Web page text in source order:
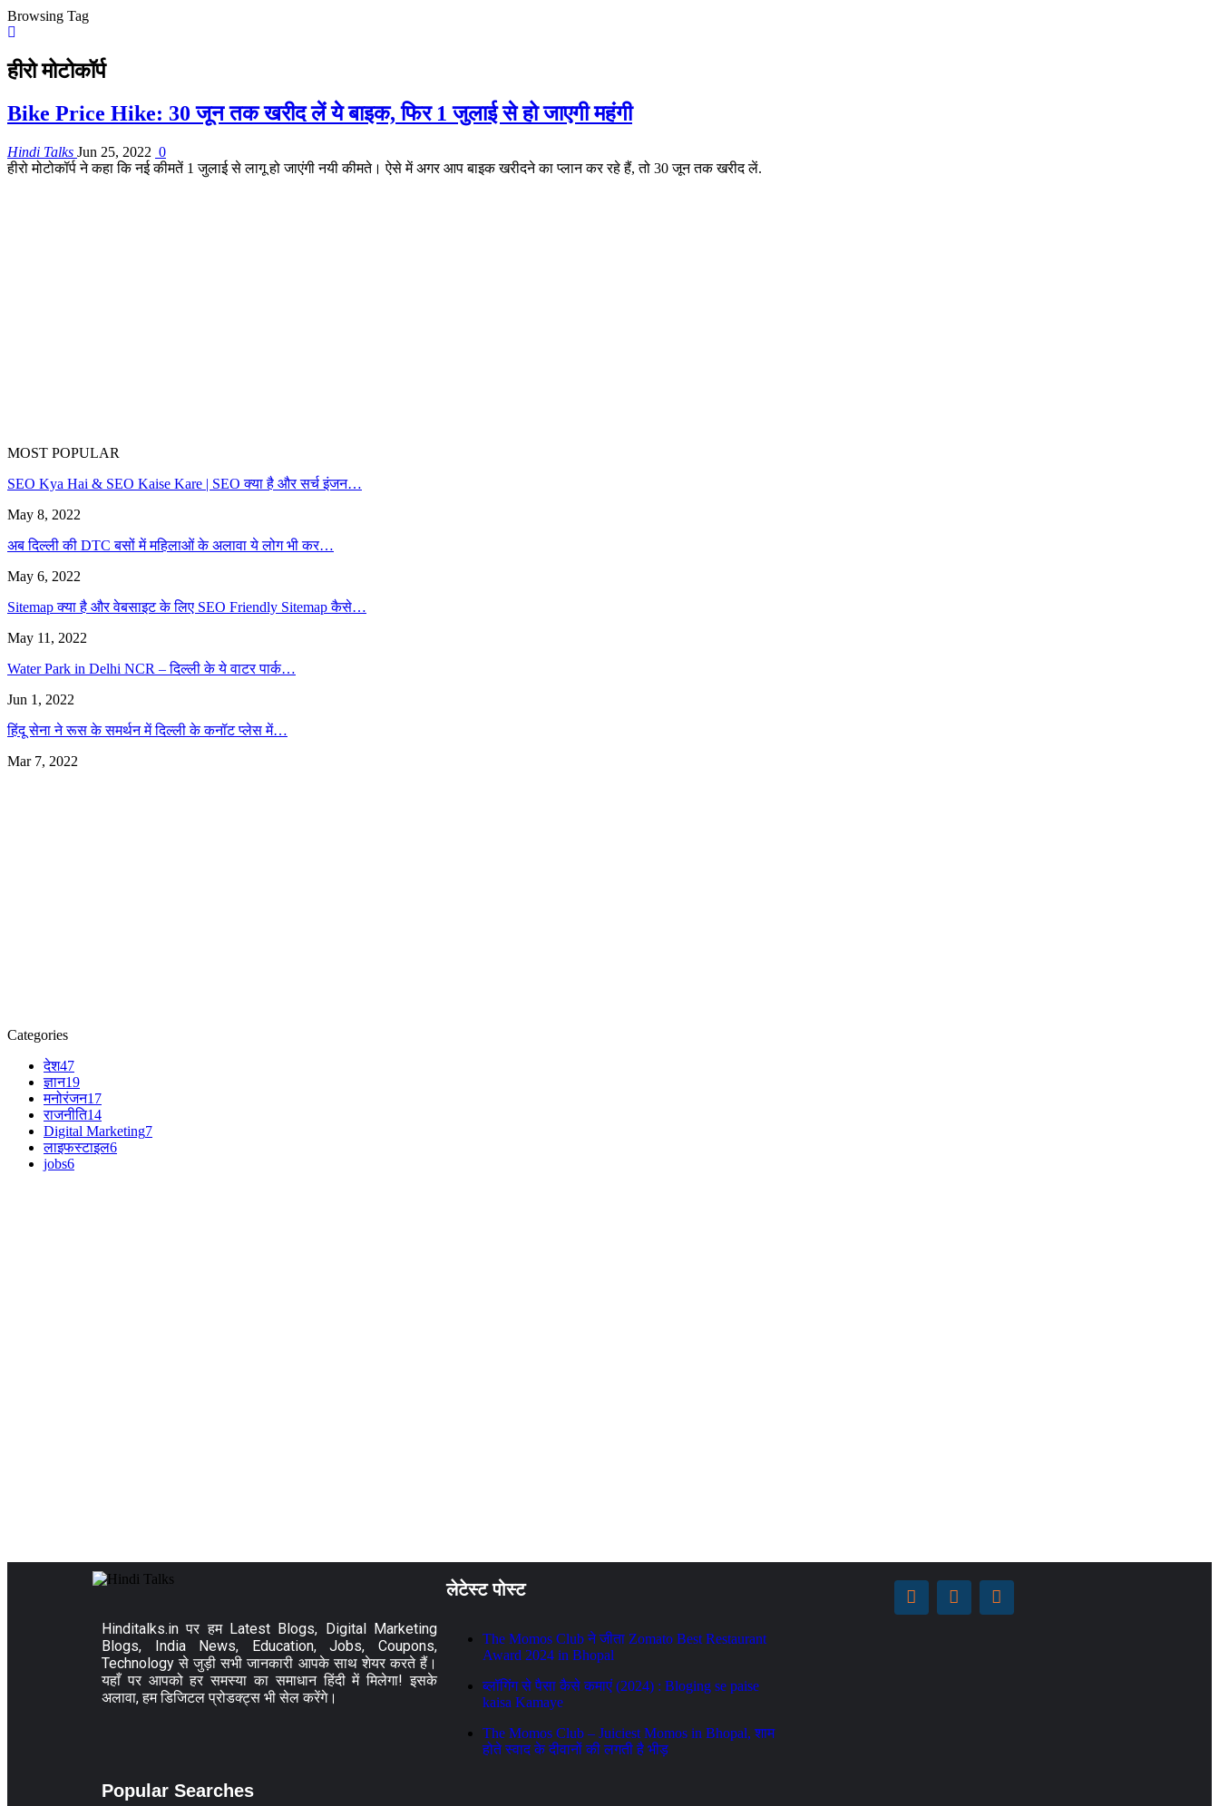
Browsing Tag
हीरो मोटोकॉर्प
Bike Price Hike: 30 जून तक खरीद लें ये बाइक, फिर 1 जुलाई से हो जाएगी महंगी
Hindi Talks Jun 25, 2022 0
हीरो मोटोकॉर्प ने कहा कि नई कीमतें 1 जुलाई से लागू हो जाएंगी नयी कीमते। ऐसे में अगर आप बाइक खरीदने का प्लान कर रहे हैं, तो 30 जून तक खरीद लें.
MOST POPULAR
SEO Kya Hai & SEO Kaise Kare | SEO क्या है और सर्च इंजन…
May 8, 2022
अब दिल्ली की DTC बसों में महिलाओं के अलावा ये लोग भी कर…
May 6, 2022
Sitemap क्या है और वेबसाइट के लिए SEO Friendly Sitemap कैसे…
May 11, 2022
Water Park in Delhi NCR – दिल्ली के ये वाटर पार्क…
Jun 1, 2022
हिंदू सेना ने रूस के समर्थन में दिल्ली के कनॉट प्लेस में…
Mar 7, 2022
Categories
देश47
ज्ञान19
मनोरंजन17
राजनीति14
Digital Marketing7
लाइफस्टाइल6
jobs6
Hinditalks.in पर हम Latest Blogs, Digital Marketing
Blogs, India News, Education, Jobs, Coupons,
Technology से जुड़ी सभी जानकारी आपके साथ शेयर करते हैं।
यहाँ पर आपको हर समस्या का समाधान हिंदी में मिलेगा! इसके
अलावा, हम डिजिटल प्रोडक्ट्स भी सेल करेंगे।
लेटेस्ट पोस्ट
The Momos Club ने जीता Zomato Best Restaurant
Award 2024 in Bhopal
ब्लॉगिंग से पैसा कैसे कमाएं (2024) : Bloging se paise
kaisa Kamaye
The Momos Club – Juiciest Momos in Bhopal, शाम
होते स्वाद के दीवानों की लगती है भीड़
Popular Searches